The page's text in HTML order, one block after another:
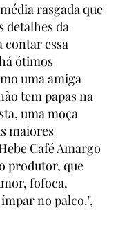
rasgada que
detalhes da
contar essa
ótimos
uma amiga
tem papas na
uma moça
maiores
Café Amargo
produtor, que
fofoca,
no palco.",